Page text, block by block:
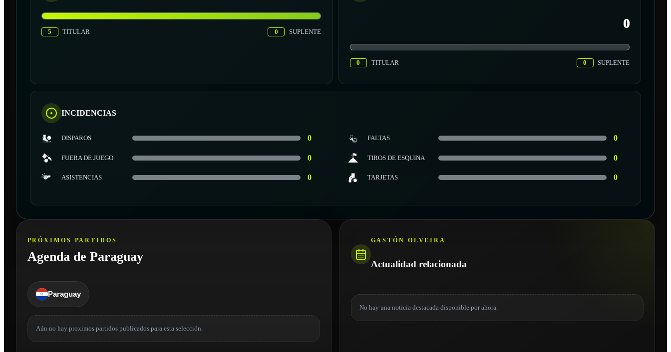
5 TITULAR 0 SUPLENTE
0
0 TITULAR 0 SUPLENTE
INCIDENCIAS
DISPAROS 0 FALTAS 0
FUERA DE JUEGO 0 TIROS DE ESQUINA 0
ASISTENCIAS 0 TARJETAS 0
PRÓXIMOS PARTIDOS
Agenda de Paraguay
Paraguay
Aún no hay proximos partidos publicados para esta selección.
GASTÓN OLVEIRA
Actualidad relacionada
No hay una noticia destacada disponible por ahora.